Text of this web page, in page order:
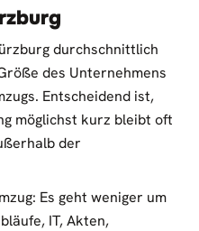
durchschnittlich
des Unternehmens
Entscheidend ist,
möglichst kurz bleibt oft
der
Es geht weniger um
IT, Akten,